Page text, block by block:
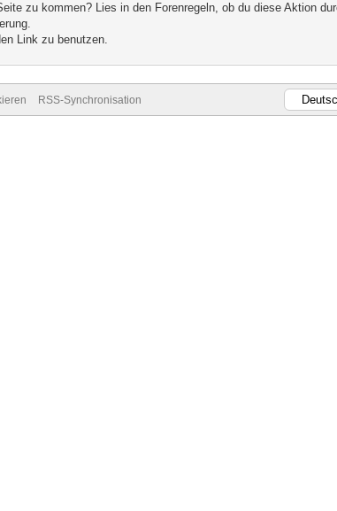
zu kommen? Lies in den Forenregeln, ob du diese Aktion
Link zu benutzen.
RSS-Synchronisation